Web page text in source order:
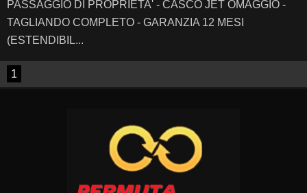
PASSAGGIO DI PROPRIETA' - CASCO JET OMAGGIO -
TAGLIANDO COMPLETO - GARANZIA 12 MESI
(ESTENDIBIL...
1